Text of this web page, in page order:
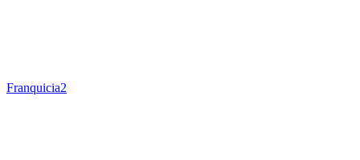
Franquicia2